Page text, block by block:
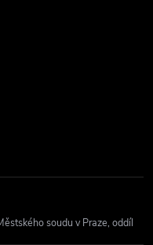
soudu v Praze, oddíl